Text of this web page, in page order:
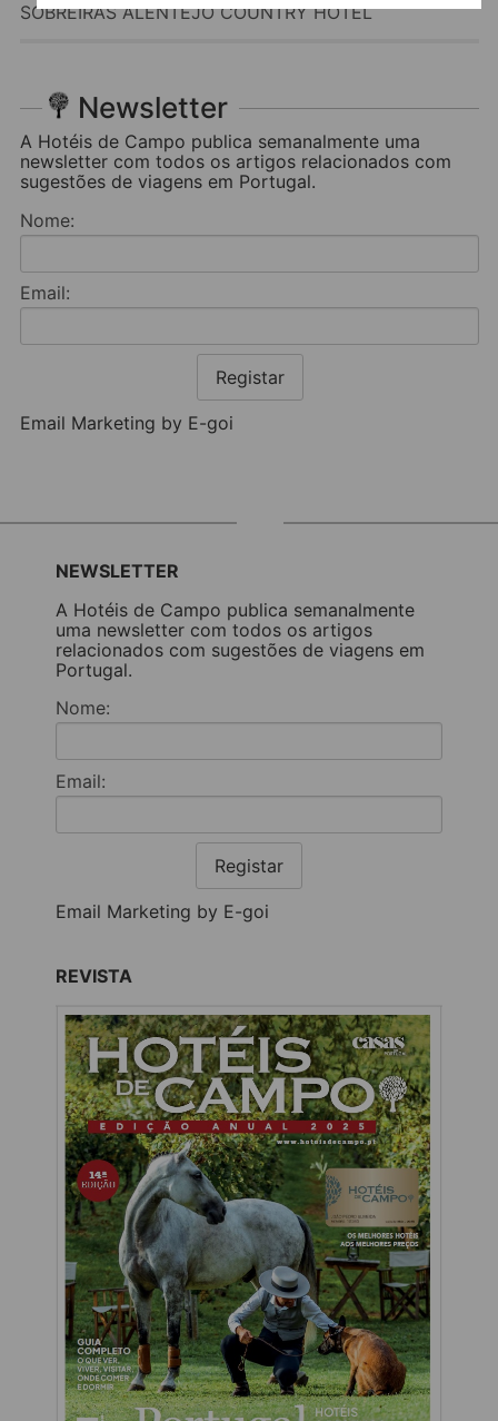
SOBREIRAS ALENTEJO COUNTRY HOTEL
Newsletter
A Hotéis de Campo publica semanalmente uma
newsletter com todos os artigos relacionados com
sugestões de viagens em Portugal.
Nome:
Email:
Registar
Email Marketing by E-goi
NEWSLETTER
A Hotéis de Campo publica semanalmente
uma newsletter com todos os artigos
relacionados com sugestões de viagens em
Portugal.
Nome:
Email:
Registar
Email Marketing by E-goi
REVISTA